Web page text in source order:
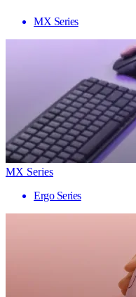
MX Series
MX Series
Ergo Series